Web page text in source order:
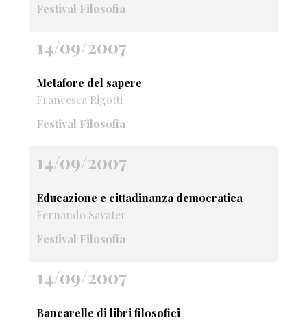
Festival Filosofia
14/09/2007
Metafore del sapere
Francesca Rigotti
Festival Filosofia
14/09/2007
Educazione e cittadinanza democratica
Fernando Savater
Festival Filosofia
14/09/2007
Bancarelle di libri filosofici